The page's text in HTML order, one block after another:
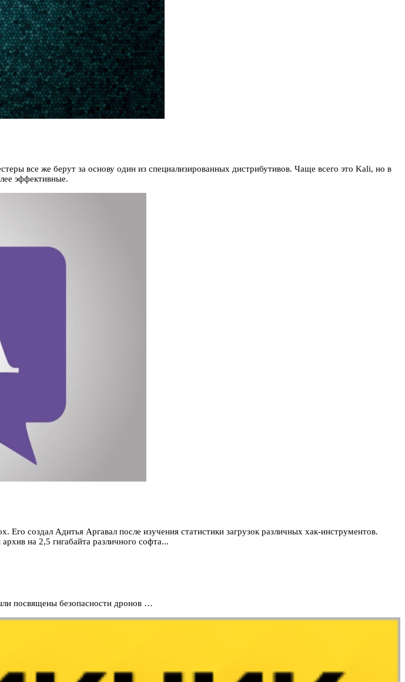
все же берут за осно­ву один из спе­циали­зиро­ван­ных дис­три­бути­вов. Чаще всего это Kali, но в
эффектив­ные.
создал Адитья Аргавал после изучения статистики загрузок различных хак-инструментов.
на 2,5 гигабайта различного софта...
посвящены безопасности дронов …